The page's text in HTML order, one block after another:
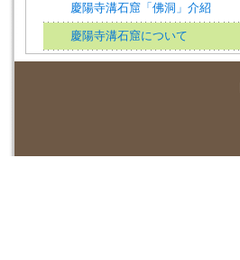
慶陽寺溝石窟「佛洞」介紹
慶陽寺溝石窟について